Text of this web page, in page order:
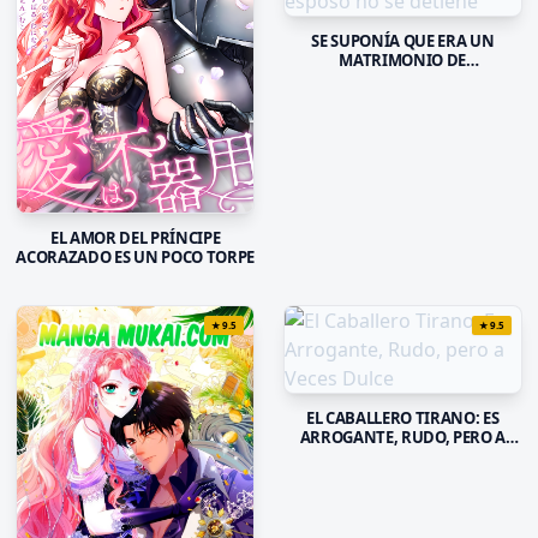
EL AMOR DEL PRÍNCIPE
ACORAZADO ES UN POCO TORPE
SE SUPONÍA QUE ERA UN
MATRIMONIO DE
★9.5 ★9.5
EL CABALLERO TIRANO: ES
ARROGANTE, RUDO, PERO A